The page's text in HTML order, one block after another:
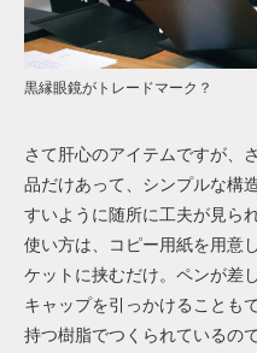
黒縁眼鏡がトレードマーク？
さて肝心のアイテムですが、
品だけあって、シンプルな構
すいように随所に工夫が見られ
使い方は、コピー用紙を用意
ケットに挟むだけ。ペンが差
キャップを引っかけることも
持つ樹脂でつくられているの